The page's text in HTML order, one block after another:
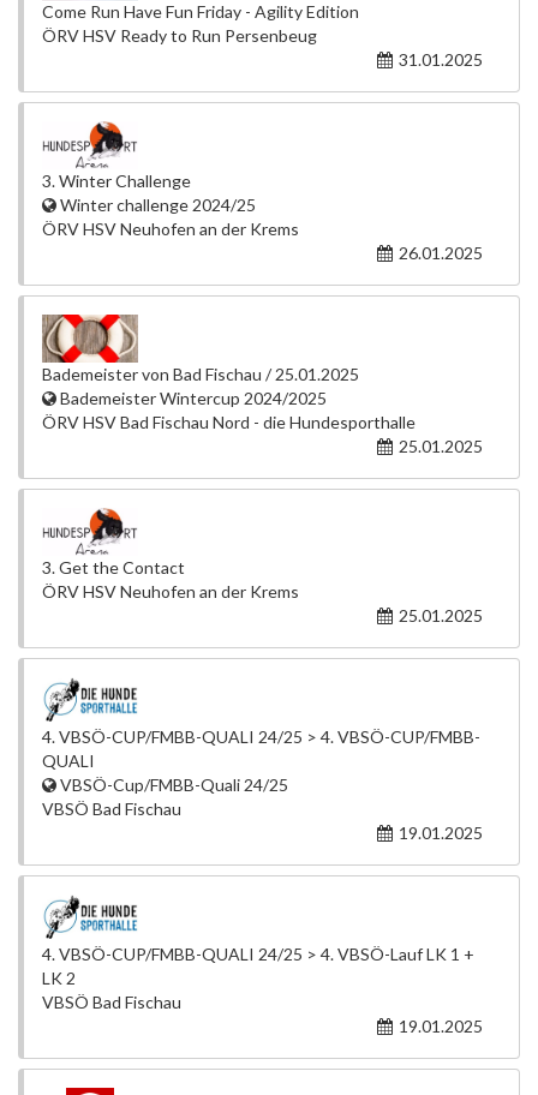
Come Run Have Fun Friday - Agility Edition
ÖRV HSV Ready to Run Persenbeug
31.01.2025
3. Winter Challenge
Winter challenge 2024/25
ÖRV HSV Neuhofen an der Krems
26.01.2025
Bademeister von Bad Fischau / 25.01.2025
Bademeister Wintercup 2024/2025
ÖRV HSV Bad Fischau Nord - die Hundesporthalle
25.01.2025
3. Get the Contact
ÖRV HSV Neuhofen an der Krems
25.01.2025
4. VBSÖ-CUP/FMBB-QUALI 24/25 > 4. VBSÖ-CUP/FMBB-
QUALI
VBSÖ-Cup/FMBB-Quali 24/25
VBSÖ Bad Fischau
19.01.2025
4. VBSÖ-CUP/FMBB-QUALI 24/25 > 4. VBSÖ-Lauf LK 1 +
LK 2
VBSÖ Bad Fischau
19.01.2025